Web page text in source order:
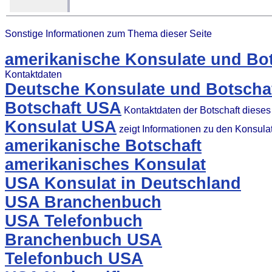
Sonstige Informationen zum Thema dieser Seite
amerikanische Konsulate und
Kontaktdaten
Deutsche Konsulate und
Botschaft USA Kontaktdaten der Botschaft
Konsulat USA zeigt Informationen zu den
amerikanische Botschaft
amerikanisches Konsulat
USA Konsulat in Deutschland
USA Branchenbuch
USA Telefonbuch
Branchenbuch USA
Telefonbuch USA